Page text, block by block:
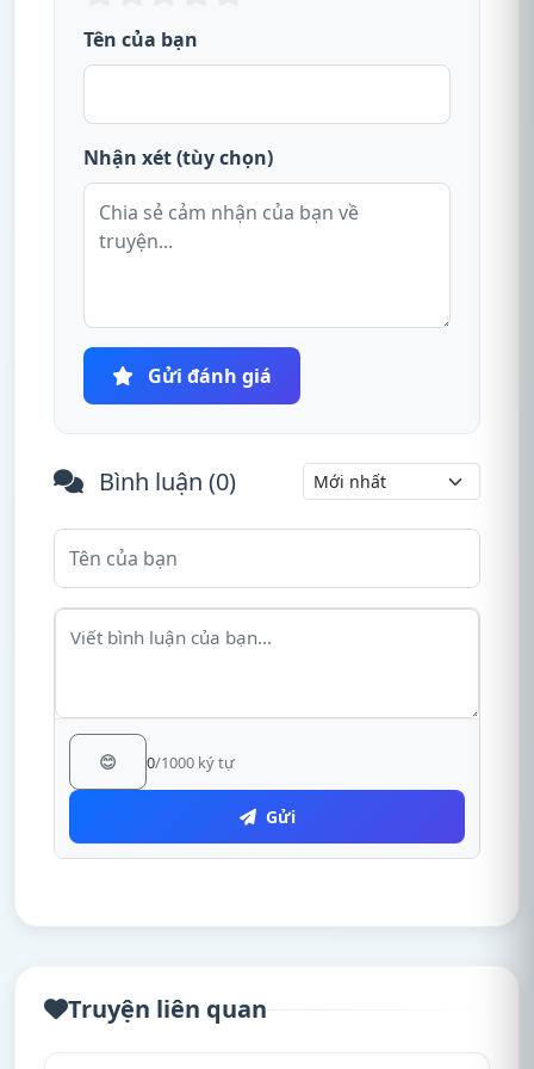
Tên của bạn
Nhận xét (tùy chọn)
Gửi đánh giá
Bình luận (0)
😊 0/1000 ký tự
Gửi
Truyện liên quan